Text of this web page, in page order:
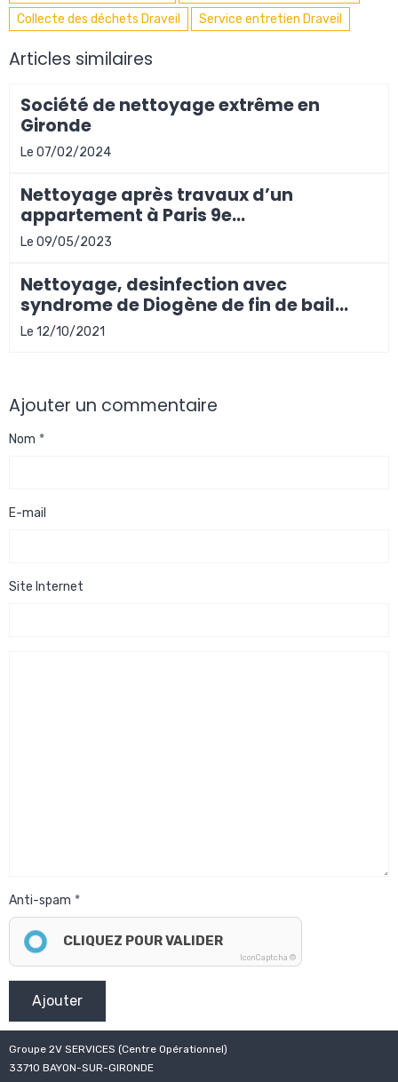
Collecte des déchets Draveil
Service entretien Draveil
Articles similaires
Société de nettoyage extrême en
Gironde
Le 07/02/2024
Nettoyage après travaux d’un
appartement à Paris 9e
arrondissement
Le 09/05/2023
Nettoyage, desinfection avec
syndrome de Diogène de fin de bail
locataire à Bordeaux
Le 12/10/2021
Ajouter un commentaire
Nom
E-mail
Site Internet
Anti-spam
CLIQUEZ POUR VALIDER
IconCaptcha ©
Ajouter
Groupe 2V SERVICES (Centre Opérationnel)
33710 BAYON-SUR-GIRONDE